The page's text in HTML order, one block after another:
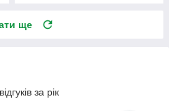
ще
за рік